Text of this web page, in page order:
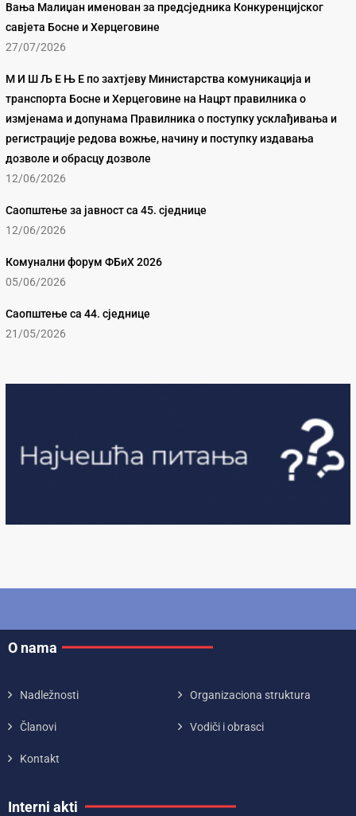
Вања Малиџан именован за предсједника Конкуренцијског
савјета Босне и Херцеговине
27/07/2026
М И Ш Љ Е Њ Е по захтјеву Министарства комуникација и
транспорта Босне и Херцеговине на Нацрт правилника о
измјенама и допунама Правилника о поступку усклађивања и
регистрације редова вожње, начину и поступку издавања
дозволе и обрасцу дозволе
12/06/2026
Саопштење за јавност са 45. сједнице
12/06/2026
Комунални форум ФБиХ 2026
05/06/2026
Саопштење са 44. сједнице
21/05/2026
O nama
Nadležnosti Organizaciona struktura
Članovi Vodiči i obrasci
Kontakt
Interni akti